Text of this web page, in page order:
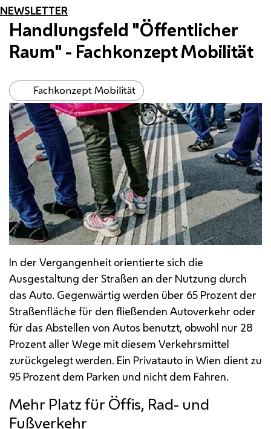
NEWSLETTER
Handlungsfeld "Öffentlicher
Raum" - Fachkonzept Mobilität
Fachkonzept Mobilität
In der Vergangenheit orientierte sich die
Ausgestaltung der Straßen an der Nutzung durch
das Auto. Gegenwärtig werden über 65 Prozent der
Straßenfläche für den fließenden Autoverkehr oder
für das Abstellen von Autos benutzt, obwohl nur 28
Prozent aller Wege mit diesem Verkehrsmittel
zurückgelegt werden. Ein Privatauto in Wien dient zu
95 Prozent dem Parken und nicht dem Fahren.
Mehr Platz für Öffis, Rad- und
Fußverkehr